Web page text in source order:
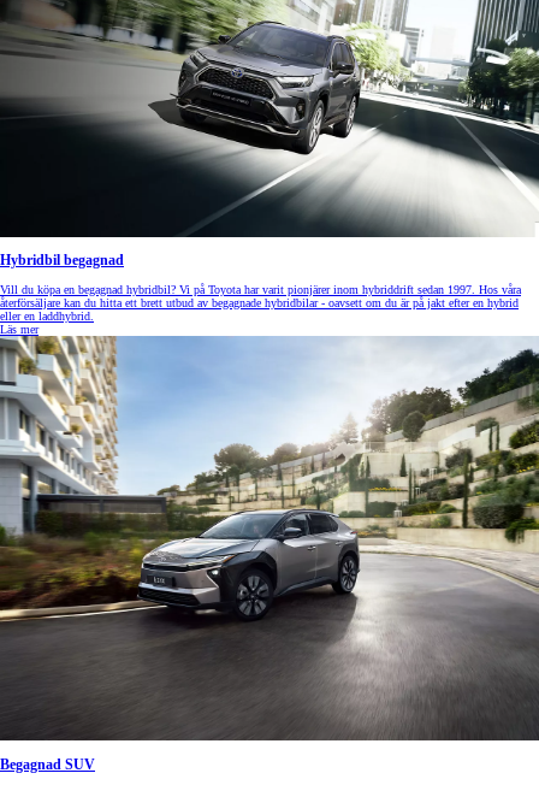
Hybridbil begagnad
Vill du köpa en begagnad hybridbil? Vi på Toyota har varit pionjärer inom hybriddrift sedan 1997. Hos våra
återförsäljare kan du hitta ett brett utbud av begagnade hybridbilar - oavsett om du är på jakt efter en hybrid
eller en laddhybrid.
Läs mer
Begagnad SUV